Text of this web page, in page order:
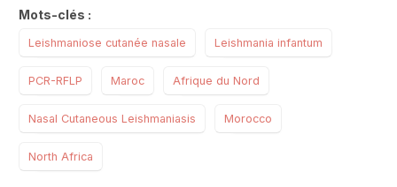
Mots-clés :
Leishmaniose cutanée nasale Leishmania infantum
PCR-RFLP Maroc Afrique du Nord
Nasal Cutaneous Leishmaniasis Morocco
North Africa